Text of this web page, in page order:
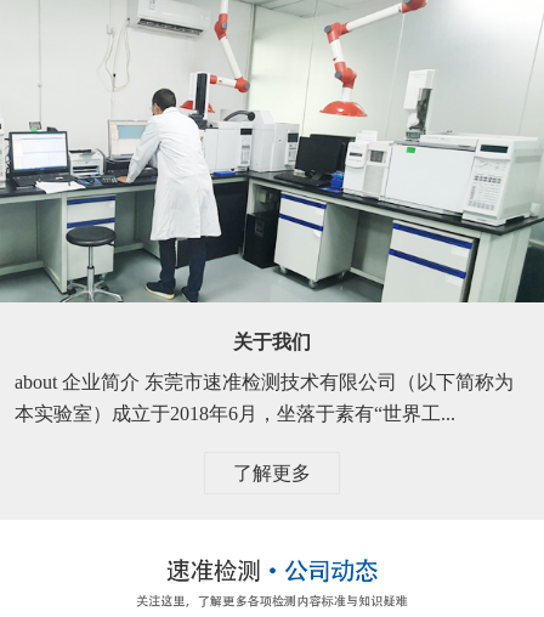
关于我们
about 企业简介 东莞市速准检测技术有限公司（以下简称为
本实验室）成立于2018年6月，坐落于素有“世界工...
了解更多